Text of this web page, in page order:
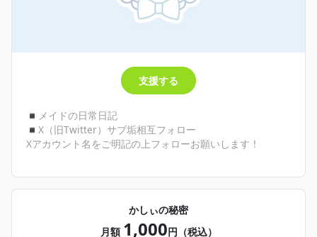
支援する
◾︎メイドの日常日記
◾︎X（旧Twitter）サブ垢相互フォロー
Xアカウント名をご明記の上フォローお願いします！
かしぃの秘密
月額 1,000円（税込）